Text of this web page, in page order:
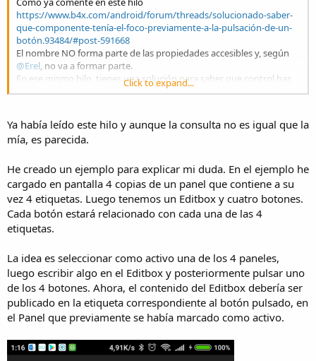
https://www.b4x.com/android/forum/threads/solucionado-saber-
que-componente-tenía-el-foco-previamente-a-la-pulsación-de-un-
botón.93484/#post-591668
El nombre NO forma parte de las propiedades accesibles y, según
@Erel, no va a formar parte.
En ese mismo hilo, tienes una solución para saber que control has
accedido.
Click to expand...
Ya había leído este hilo y aunque la consulta no es igual que la
mía, es parecida.
He creado un ejemplo para explicar mi duda. En el ejemplo he
cargado en pantalla 4 copias de un panel que contiene a su
vez 4 etiquetas. Luego tenemos un Editbox y cuatro botones.
Cada botón estará relacionado con cada una de las 4
etiquetas.
La idea es seleccionar como activo una de los 4 paneles,
luego escribir algo en el Editbox y posteriormente pulsar uno
de los 4 botones. Ahora, el contenido del Editbox debería ser
publicado en la etiqueta correspondiente al botón pulsado, en
el Panel que previamente se había marcado como activo.